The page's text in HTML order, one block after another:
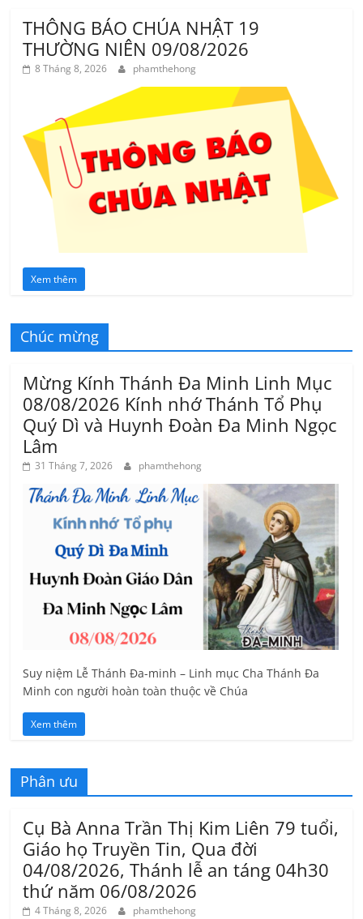
THÔNG BÁO CHÚA NHẬT 19
THƯỜNG NIÊN 09/08/2026
8 Tháng 8, 2026 phamthehong
Xem thêm
Chúc mừng
Mừng Kính Thánh Đa Minh Linh Mục
08/08/2026 Kính nhớ Thánh Tổ Phụ
Quý Dì và Huynh Đoàn Đa Minh Ngọc
Lâm
31 Tháng 7, 2026 phamthehong
Suy niệm Lễ Thánh Đa-minh – Linh mục Cha Thánh Đa
Minh con người hoàn toàn thuộc về Chúa
Xem thêm
Phân ưu
Cụ Bà Anna Trần Thị Kim Liên 79 tuổi,
Giáo họ Truyền Tin, Qua đời
04/08/2026, Thánh lễ an táng 04h30
thứ năm 06/08/2026
4 Tháng 8, 2026 phamthehong